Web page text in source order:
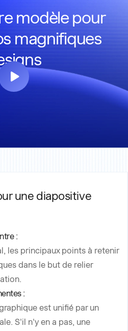
modèle pour
magnifiques
une diapositive
:
les principaux points à retenir
dans le but de relier
:
est unifié par un
S'il n'y en a pas, une